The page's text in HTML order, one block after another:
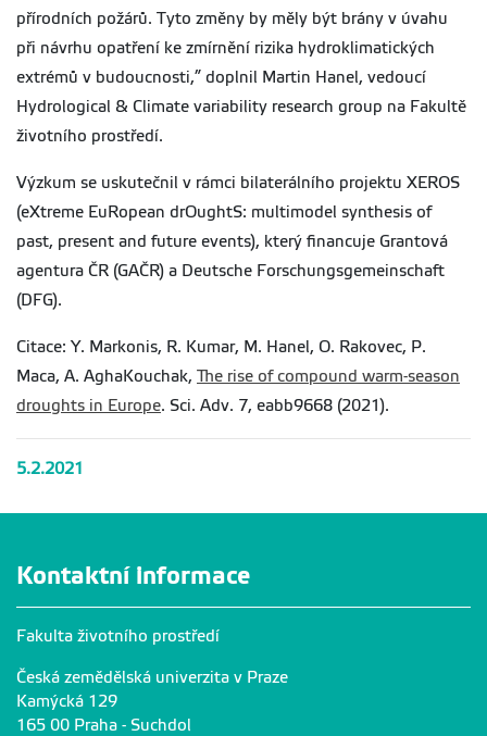
přírodních požárů. Tyto změny by měly být brány v úvahu
při návrhu opatření ke zmírnění rizika hydroklimatických
extrémů v budoucnosti,” doplnil Martin Hanel, vedoucí
Hydrological & Climate variability research group na Fakultě
životního prostředí.
Výzkum se uskutečnil v rámci bilaterálního projektu XEROS
(eXtreme EuRopean drOughtS: multimodel synthesis of
past, present and future events), který financuje Grantová
agentura ČR (GAČR) a Deutsche Forschungsgemeinschaft
(DFG).
Citace: Y. Markonis, R. Kumar, M. Hanel, O. Rakovec, P.
Maca, A. AghaKouchak, The rise of compound warm-season
droughts in Europe. Sci. Adv. 7, eabb9668 (2021).
5.2.2021
Kontaktní informace
Fakulta životního prostředí
Česká zemědělská univerzita v Praze
Kamýcká 129
165 00 Praha - Suchdol